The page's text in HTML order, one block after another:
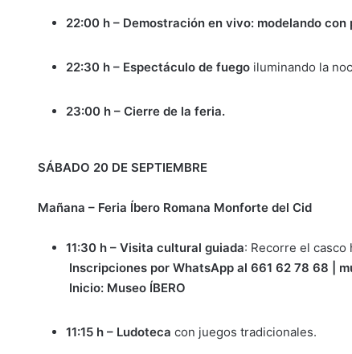
22:00 h – Demostración en vivo: modelando
22:30 h – Espectáculo de fuego iluminando la
23:00 h – Cierre de la feria.
SÁBADO 20 DE SEPTIEMBRE
Mañana – Feria Íbero Romana Monforte del Cid
11:30 h – Visita cultural guiada: Recorre el casco
Inscripciones por WhatsApp al 661 62 78 68 |
Inicio: Museo ÍBERO
11:15 h – Ludoteca con juegos tradicionales.